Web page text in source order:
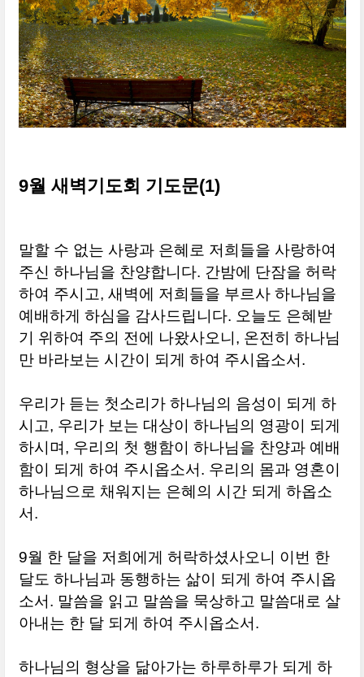
9월 새벽기도회 기도문(1)
말할 수 없는 사랑과 은혜로 저희들을 사랑하여
주신 하나님을 찬양합니다. 간밤에 단잠을 허락
하여 주시고, 새벽에 저희들을 부르사 하나님을
예배하게 하심을 감사드립니다. 오늘도 은혜받
기 위하여 주의 전에 나왔사오니, 온전히 하나님
만 바라보는 시간이 되게 하여 주시옵소서.
우리가 듣는 첫소리가 하나님의 음성이 되게 하
시고, 우리가 보는 대상이 하나님의 영광이 되게
하시며, 우리의 첫 행함이 하나님을 찬양과 예배
함이 되게 하여 주시옵소서. 우리의 몸과 영혼이
하나님으로 채워지는 은혜의 시간 되게 하옵소
서.
9월 한 달을 저희에게 허락하셨사오니 이번 한
달도 하나님과 동행하는 삶이 되게 하여 주시옵
소서. 말씀을 읽고 말씀을 묵상하고 말씀대로 살
아내는 한 달 되게 하여 주시옵소서.
하나님의 형상을 닮아가는 하루하루가 되게 하